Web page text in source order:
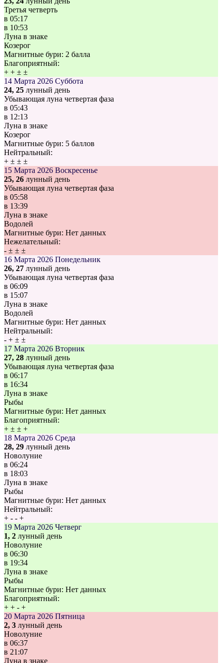
Третья четверть
в 05:17
в 10:53
Луна в знаке
Козерог
Магнитные бури: 2 балла
Благоприятный:
+ + ± ±
14 Марта 2026 Суббота
24, 25 лунный день
Убывающая луна четвертая фаза
в 05:43
в 12:13
Луна в знаке
Козерог
Магнитные бури: 5 баллов
Нейтральный:
+ ± ± ±
15 Марта 2026 Воскресенье
25, 26 лунный день
Убывающая луна четвертая фаза
в 05:58
в 13:39
Луна в знаке
Водолей
Магнитные бури: Нет данных
Нежелательный:
- ± ± ±
16 Марта 2026 Понедельник
26, 27 лунный день
Убывающая луна четвертая фаза
в 06:09
в 15:07
Луна в знаке
Водолей
Магнитные бури: Нет данных
Нейтральный:
- + ± ±
17 Марта 2026 Вторник
27, 28 лунный день
Убывающая луна четвертая фаза
в 06:17
в 16:34
Луна в знаке
Рыбы
Магнитные бури: Нет данных
Благоприятный:
+ ± ± +
18 Марта 2026 Среда
28, 29 лунный день
Новолуние
в 06:24
в 18:03
Луна в знаке
Рыбы
Магнитные бури: Нет данных
Нейтральный:
+ - - +
19 Марта 2026 Четверг
1, 2 лунный день
Новолуние
в 06:30
в 19:34
Луна в знаке
Рыбы
Магнитные бури: Нет данных
Благоприятный:
+ + - +
20 Марта 2026 Пятница
2, 3 лунный день
Новолуние
в 06:37
в 21:07
Луна в знаке